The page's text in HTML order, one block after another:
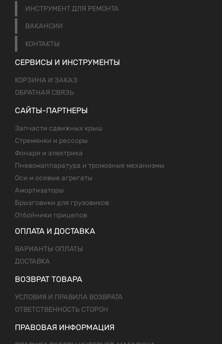
ИНСТРУМЕНТ ДЛЯ РЕМОНТА
ВАКАНСИИ
КОНТАКТЫ
СЕРВИСЫ И ИНСТРУМЕНТЫ
КОРЗИНА И ЗАКАЗ
ОБРАТНАЯ СВЯЗЬ
САЙТЫ-ПАРТНЕРЫ
Запчасти сдвижных крыш
Стремянки и рессоры
Фонари и электрика
Пневомаппаратура и тромозные механизмы
Оси и осевые агрегаты
Амортизаторы
Брызговики для грузовиков
Отбойники прицепов
ОПЛАТА И ДОСТАВКА
ВАРИАНТЫ ОПЛАТЫ
ДОСТАВКА
ВОЗВРАТ ТОВАРА
УСЛОВИЯ И ПРАВИЛА ВОЗВРАТА
ОТВЕТСТВЕННОСТЬ СТОРОН
ПРАВОВАЯ ИНФОРМАЦИЯ